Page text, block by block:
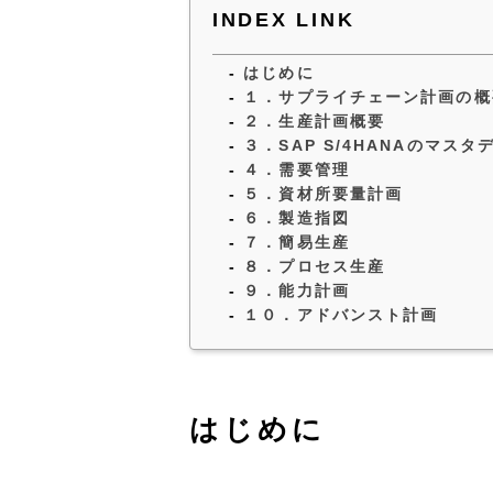
INDEX LINK
はじめに
１．サプライチェーン計画の概
２．生産計画概要
３．SAP S/4HANAのマスタ
４．需要管理
５．資材所要量計画
６．製造指図
７．簡易生産
８．プロセス生産
９．能力計画
１０．アドバンスト計画
はじめに